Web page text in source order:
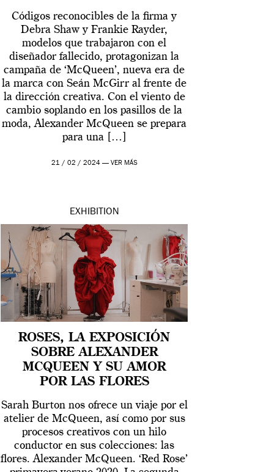
Códigos reconocibles de la firma y
Debra Shaw y Frankie Rayder,
modelos que trabajaron con el
diseñador fallecido, protagonizan la
campaña de ‘McQueen’, nueva era de
la marca con Seán McGirr al frente de
la dirección creativa. Con el viento de
cambio soplando en los pasillos de la
moda, Alexander McQueen se prepara
para una […]
21 / 02 / 2024 — VER MÁS
EXHIBITION
ROSES, LA EXPOSICIÓN
SOBRE ALEXANDER
MCQUEEN Y SU AMOR
POR LAS FLORES
Sarah Burton nos ofrece un viaje por el
atelier de McQueen, así como por sus
procesos creativos con un hilo
conductor en sus colecciones: las
flores. Alexander McQueen. ‘Red Rose’